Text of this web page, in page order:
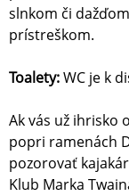
slnkom či
prístreškom.
Toalety:WC je k
Ak vás už ihrisko
popri ramenách
pozorovať
Klub Marka